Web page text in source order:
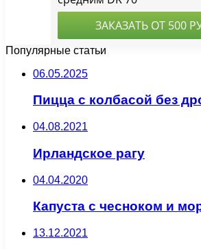
Популярные статьи
06.05.2025
Пицца с колбасой без
04.08.2021
Ирландское рагу
04.04.2020
Капуста с чесноком и
13.12.2021